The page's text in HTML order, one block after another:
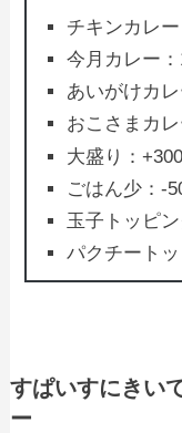
チキンカレ
今月カレー：
あいがけカ
おこさまカ
大盛り：
ごはん少：-
玉子トッピ
パクチート
すぱいすにきい
ー